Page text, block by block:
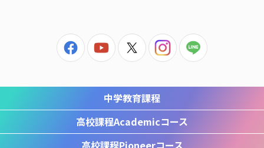
中学教育課程
高校課程Academicコース
高校課程Pioneerコース